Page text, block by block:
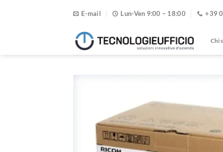
E-mail Lun-Ven 9:00 – 18:00 +39
Chi